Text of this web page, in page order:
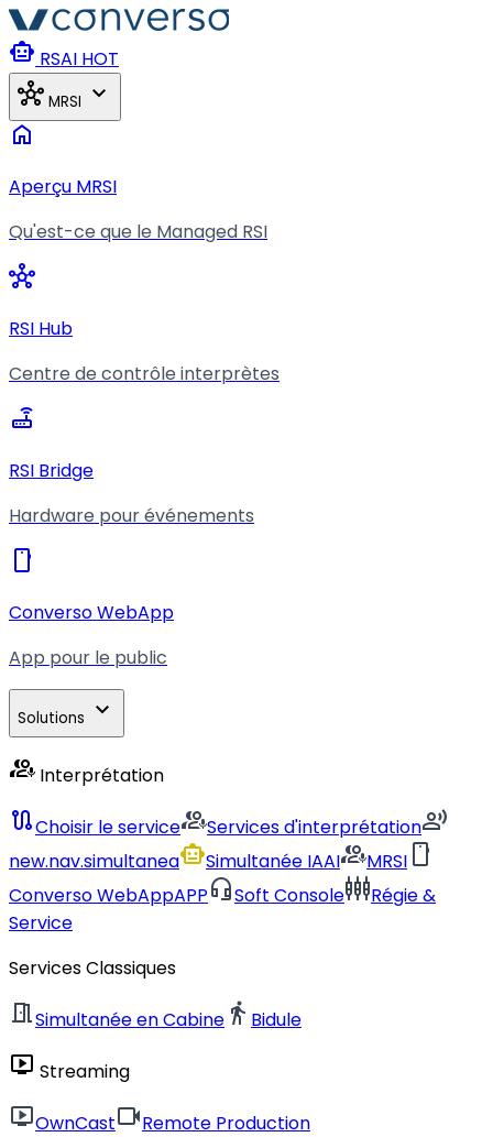
Aller au contenu principal
smart_toy RSAI HOT
hub MRSI expand_more
home
Aperçu MRSI
Qu'est-ce que le Managed RSI
hub
RSI Hub
Centre de contrôle interprètes
router
RSI Bridge
Hardware pour événements
smartphone
Converso WebApp
App pour le public
Solutions expand_more
interpreter_mode Interprétation
routeChoisir le serviceinterpreter_modeServices d'interprétationrecord_voice_over
new.nav.simultaneasmart_toySimultanée IAAIinterpreter_modeMRSI smartphone
Converso WebAppAPPheadset_micSoft Consolesettings_input_componentRégie &
Service
Services Classiques
meeting_roomSimultanée en Cabine directions_walk Bidule
live_tv Streaming
live_tvOwnCastvideocamRemote Production